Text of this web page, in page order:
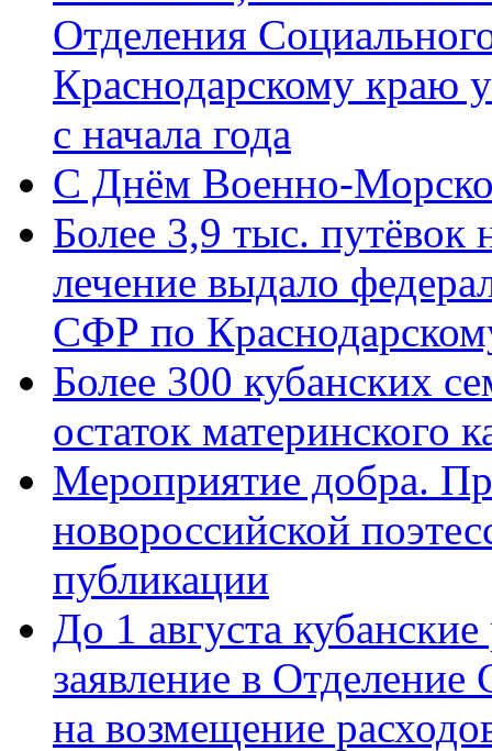
Отделения
Краснодарскому краю
с начала года
C Днём Военно-
Более 3,9 тыс. путёвок
лечение выдало
СФР по
Более 300 кубанских
остаток материнского
Мероприятие добра.
новороссийской
публикации
До 1 августа
заявление в
на возмещение